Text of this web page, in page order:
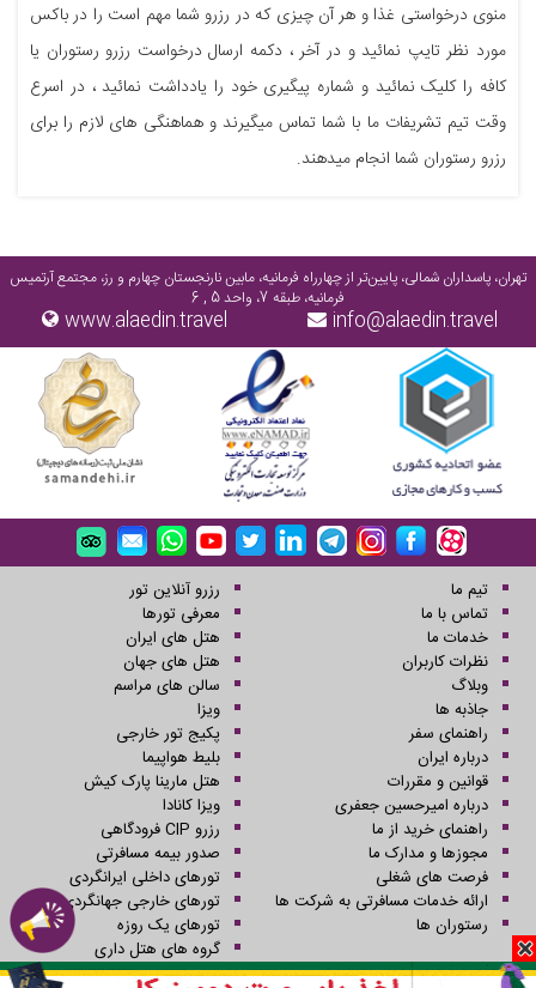
منوی درخواستی غذا و هر آن چیزی که در رزرو شما مهم است را در باکس
مورد نظر تایپ نمائید و در آخر ، دکمه ارسال درخواست رزرو رستوران یا
کافه را کلیک نمائید و شماره پیگیری خود را یادداشت نمائید ، در اسرع
وقت تیم تشریفات ما با شما تماس میگیرند و هماهنگی های لازم را برای
رزرو رستوران شما انجام میدهند.
تهران، پاسداران شمالی، پایین‌تر از چهارراه فرمانیه، مابین نارنجستان چهارم و رز، مجتمع آرتمیس
فرمانیه، طبقه 7، واحد 5 , 6
info@alaedin.travel
www.alaedin.travel
تیم ما
تماس با ما
خدمات ما
نظرات کاربران
وبلاگ
جاذبه ها
راهنمای سفر
درباره ایران
قوانین و مقررات
درباره امیرحسین جعفری
راهنمای خرید از ما
مجوزها و مدارک ما
فرصت های شغلی
ارائه خدمات مسافرتی به شرکت ها
رستوران ها
رزرو آنلاین تور
معرفی تورها
هتل های ایران
هتل های جهان
سالن های مراسم
ویزا
پکیج تور خارجی
بلیط هواپیما
هتل مارینا پارک کیش
ویزا کانادا
رزرو CIP فرودگاهی
صدور بیمه مسافرتی
تورهای داخلی ایرانگردی
تورهای خارجی جهانگردی
تورهای یک روزه
گروه های هتل داری